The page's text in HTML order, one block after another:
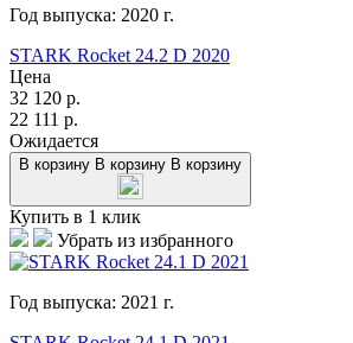
Год выпуска: 2020 г.
STARK Rocket 24.2 D 2020
Цена
32 120 р.
22 111 р.
Ожидается
В корзину В корзину В корзину
Купить в 1 клик
Убрать из избранного
Год выпуска: 2021 г.